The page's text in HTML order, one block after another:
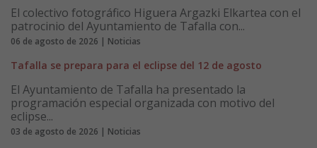
El colectivo fotográfico Higuera Argazki Elkartea con el
patrocinio del Ayuntamiento de Tafalla con...
06 de agosto de 2026 | Noticias
Tafalla se prepara para el eclipse del 12 de agosto
El Ayuntamiento de Tafalla ha presentado la
programación especial organizada con motivo del
eclipse...
03 de agosto de 2026 | Noticias